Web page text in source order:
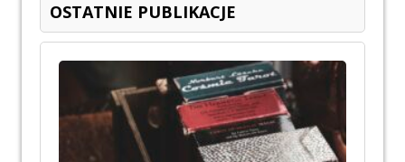
OSTATNIE PUBLIKACJE